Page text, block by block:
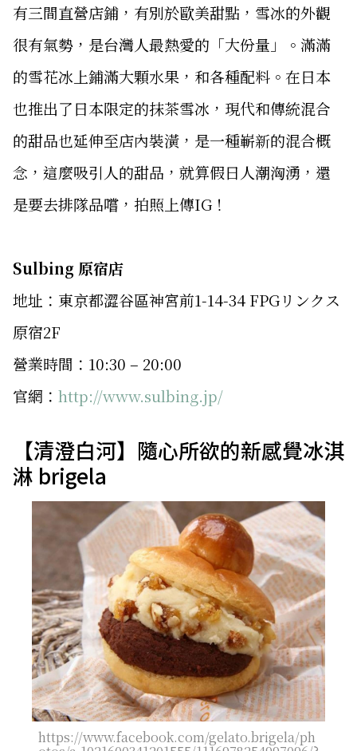
有三間直營店鋪，有別於歐美甜點，雪冰的外觀
很有氣勢，是台灣人最熱愛的「大份量」。滿滿
的雪花冰上鋪滿大顆水果，和各種配料。在日本
也推出了日本限定的抹茶雪冰，現代和傳統混合
的甜品也延伸至店內裝潢，是一種嶄新的混合概
念，這麼吸引人的甜品，就算假日人潮洶湧，還
是要去排隊品嚐，拍照上傳IG！
Sulbing 原宿店
地址：東京都澀谷區神宮前1-14-34 FPGリンクス
原宿2F
營業時間：10:30 – 20:00
官網： http://www.sulbing.jp/
【清澄白河】隨心所欲的新感覺冰淇
淋 brigela
https://www.facebook.com/gelato.brigela/ph